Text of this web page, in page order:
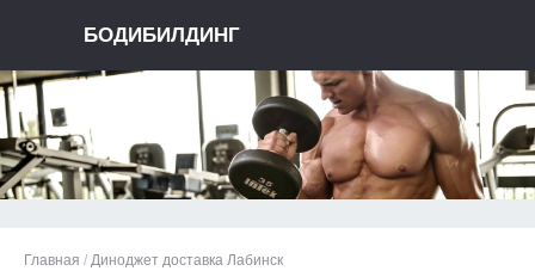
БОДИБИЛДИНГ
Главная / Диноджет доставка Лабинск